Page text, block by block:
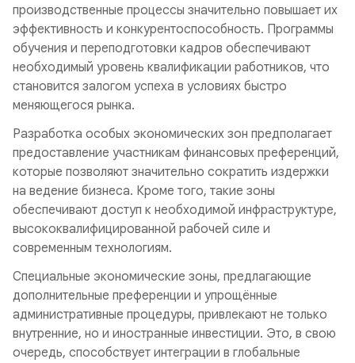
производственные процессы значительно повышает их
эффективность и конкурентоспособность. Программы
обучения и переподготовки кадров обеспечивают
необходимый уровень квалификации работников, что
становится залогом успеха в условиях быстро
меняющегося рынка.
Разработка особых экономических зон предполагает
предоставление участникам финансовых преференций,
которые позволяют значительно сократить издержки
на ведение бизнеса. Кроме того, такие зоны
обеспечивают доступ к необходимой инфраструктуре,
высококвалифицированной рабочей силе и
современным технологиям.
Специальные экономические зоны, предлагающие
дополнительные преференции и упрощённые
административные процедуры, привлекают не только
внутренние, но и иностранные инвестиции. Это, в свою
очередь, способствует интеграции в глобальные